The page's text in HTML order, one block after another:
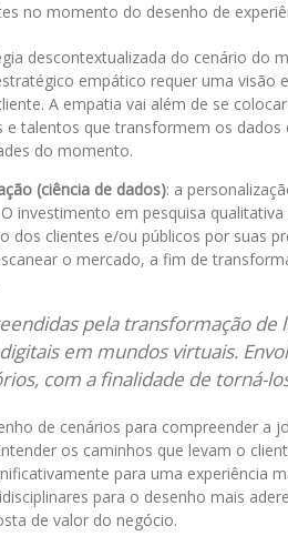
no momento do desenho de
descontextualizada do cenário do
empático requer uma visão
A empatia vai além de se
e talentos que transformem os
do momento.
(ciência de dados): a
investimento em pesquisa
dos clientes e/ou públicos por suas
o mercado, a fim de
pela transformação de
em mundos virtuais.
com a finalidade de torná-
de cenários para compreender a
os caminhos que levam o
para uma experiência
para o desenho mais
de valor do negócio.